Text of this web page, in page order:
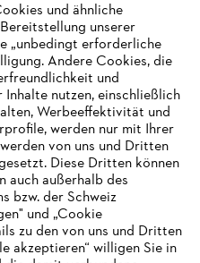
und ähnliche
unserer
„unbedingt erforderliche
Andere Cookies, die
und
nutzen, einschließlich
Werbeeffektivität und
werden nur mit Ihrer
von uns und Dritten
Diese Dritten können
auch außerhalb des
bzw. der Schweiz
und „Cookie
zu den von uns und Dritten
akzeptieren“ willigen Sie in